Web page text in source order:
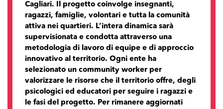
Cagliari. Il progetto coinvolge insegnanti,
ragazzi, famiglie, volontari e tutta la comunità
attiva nei quartieri. L’intera dinamica sarà
supervisionata e condotta attraverso una
metodologia di lavoro di equipe e di approccio
innovativo al territorio. Ogni ente ha
selezionato un community worker per
valorizzare le risorse che il territorio offre, degli
psicologici ed educatori per seguire i ragazzi e
le fasi del progetto. Per rimanere aggiornati